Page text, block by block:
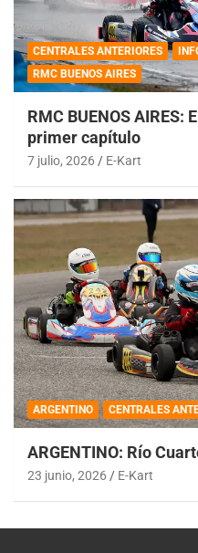
CENTRALES ANTERIORES
RMC BUENOS AIRES
RMC BUENOS AIRES:
primer capítulo
7 julio, 2026 E-Kart
ARGENTINO CENTRALES
ARGENTINO: Río
23 junio, 2026 E-Kart